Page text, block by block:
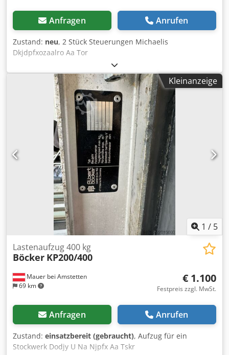
Anfragen Anrufen
Zustand: neu, 2 Stück Steuerungen Michaelis
Dkjdpfxozaalro Aa Tor
Kleinanzeige
1 / 5
Mauer bei Amstetten
69 km
Lastenaufzug 400 kg
Böcker KP200/400
€ 1.100
Festpreis zzgl. MwSt.
Anfragen Anrufen
Zustand: einsatzbereit (gebraucht), Aufzug für ein
Stockwerk Dodjy U Na Njpfx Aa Tskr